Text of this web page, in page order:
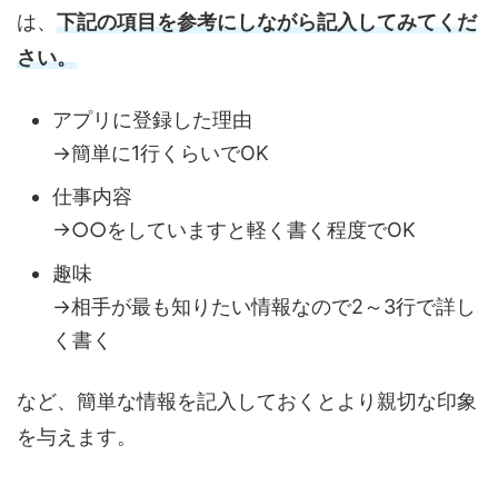
は、 下記の項目を参考にしながら記入してみてくだ
さい。
アプリに登録した理由
→簡単に1行くらいでOK
仕事内容
→○○をしていますと軽く書く程度でOK
趣味
→相手が最も知りたい情報なので2～3行で詳し
く書く
など、簡単な情報を記入しておくとより親切な印象
を与えます。